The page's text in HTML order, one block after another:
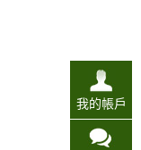
我的帳戶